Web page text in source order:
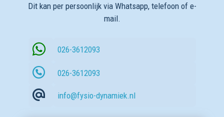
Dit kan per persoonlijk via Whatsapp, telefoon of e-
mail.
026-3612093
026-3612093
info@fysio-dynamiek.nl